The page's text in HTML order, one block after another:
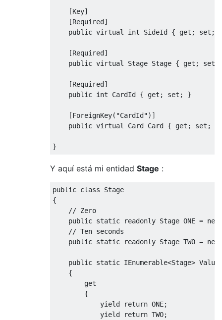
[Key]
[Required]
public virtual int SideId { get ; set ;
[Required]
public virtual Stage Stage { get ; set
[Required]
public int CardId { get ; set ; }
[ForeignKey( "CardId")]
public virtual Card Card { get ; set ;
}
Y aquí está mi entidad Stage :
public class
Stage
{
// Zero
public static readonly Stage ONE = new
// Ten seconds
public static readonly Stage TWO = new
public static IEnumerable<Stage>
{
get
{
yield
return ONE;
yield
return TWO;